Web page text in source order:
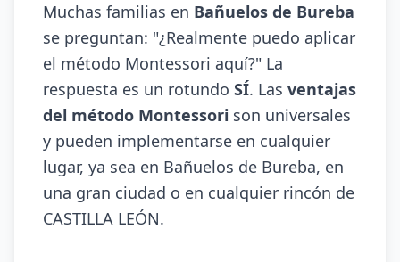
Muchas familias en Bañuelos de Bureba
se preguntan: "¿Realmente puedo aplicar
el método Montessori aquí?" La
respuesta es un rotundo SÍ. Las ventajas
del método Montessori son universales
y pueden implementarse en cualquier
lugar, ya sea en Bañuelos de Bureba, en
una gran ciudad o en cualquier rincón de
CASTILLA LEÓN.